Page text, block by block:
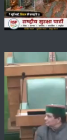
Video
Player